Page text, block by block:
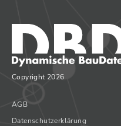
Copyright 2026
AGB
Datenschutzerklärung